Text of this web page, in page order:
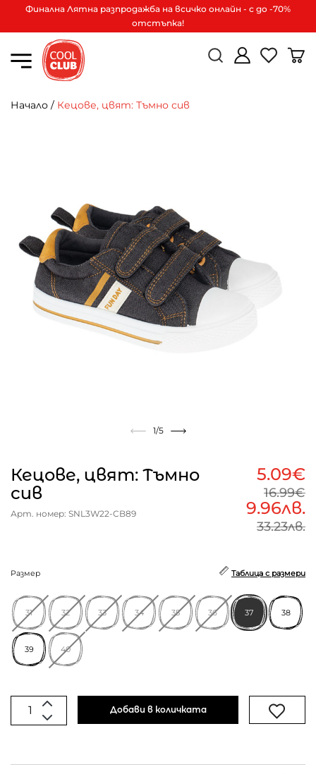
Финална Лятна разпродажба на всичко онлайн - с до -70%
отстъпка!
Начало / Кецове, цвят: Тъмно сив
1/5
Кецове, цвят: Тъмно
сив
Арт. номер: SNL3W22-CB89
5.09€
16.99€
9.96лв.
33.23лв.
Размер Таблица с размери
31 32 33 34 35 36 37 38
39 40
Добави в количката